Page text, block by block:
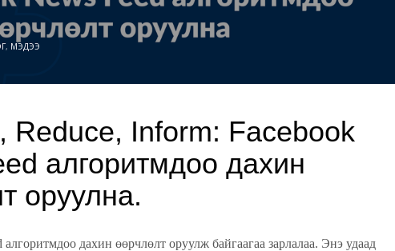
, МЭДЭЭ
Reduce, Inform: Facebook
алгоритмдоо дахин
оруулна.
алгоритмдоо дахин өөрчлөлт оруулж байгаагаа зарлалаа. Энэ удаад